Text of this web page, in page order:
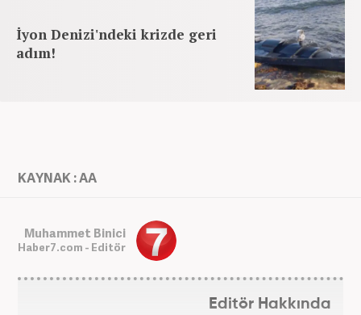
İyon Denizi'ndeki krizde geri
adım!
KAYNAK : AA
Muhammet Binici
Haber7.com - Editör
Editör Hakkında